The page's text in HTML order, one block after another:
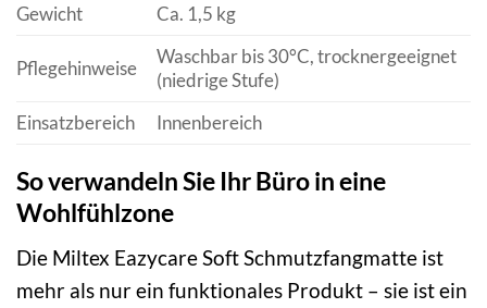
Gewicht
Ca. 1,5 kg
Pflegehinweise
Waschbar bis 30°C, trocknergeeignet
(niedrige Stufe)
Einsatzbereich
Innenbereich
So verwandeln Sie Ihr Büro in eine
Wohlfühlzone
Die Miltex Eazycare Soft Schmutzfangmatte ist
mehr als nur ein funktionales Produkt – sie ist ein